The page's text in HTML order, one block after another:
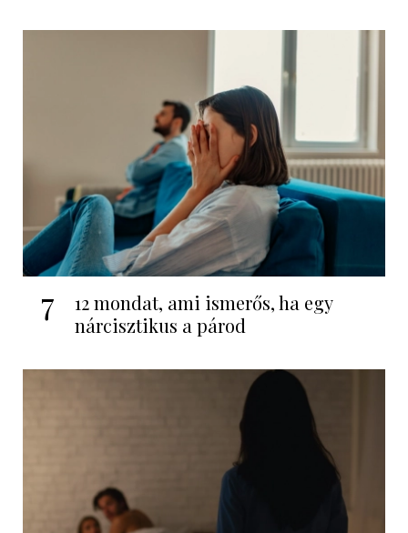
7
12 mondat, ami ismerős, ha egy
nárcisztikus a párod